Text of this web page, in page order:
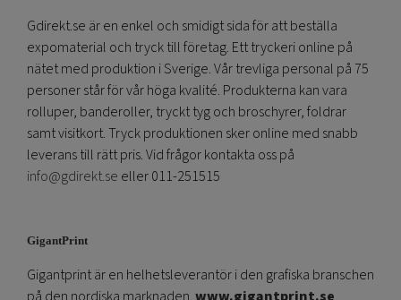
Gdirekt.se är en enkel och smidigt sida för att beställa
expomaterial och tryck till företag. Ett tryckeri online på
nätet med produktion i Sverige. Vår trevliga personal på 75
personer står för vår höga kvalité. Produkterna kan vara
rolluper, banderoller, tryckt tyg och broschyrer, foldrar
samt visitkort. Tryck produktionen sker online med snabb
leverans till rätt pris. Vid frågor kontakta oss på
info@gdirekt.se eller 011-251515
GigantPrint
Gigantprint är en helhetsleverantör i den grafiska branschen